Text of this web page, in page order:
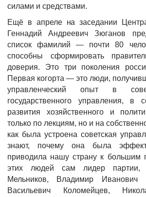
силами и средствами.
Ещё в апреле на заседании
Геннадий Андреевич Зюганов
список фамилий — почти 80
способны сформировать
доверия. Это три поколения
Первая когорта — это люди,
управленческий опыт в
государственного управления, в
развития хозяйственного и
только по лекциям, но и на
как была устроена советская
знают, почему она была
приводила нашу страну к большим
этих людей сам лидер партии,
Мельников, Владимир Иванович
Васильевич Коломейцев,